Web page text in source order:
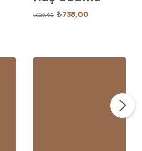
₺820,00 ₺738,00